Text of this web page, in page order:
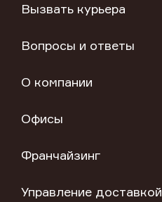
Вызвать курьера
Вопросы и ответы
О компании
Офисы
Франчайзинг
Управление доставкой